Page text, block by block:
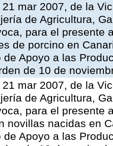
mar 2007, de la
de Agricultura,
para el presente
de porcino en
de Apoyo a las
de 10 de
mar 2007, de la
de Agricultura,
para el presente
novillas nacidas en
de Apoyo a las